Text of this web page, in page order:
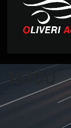
15100